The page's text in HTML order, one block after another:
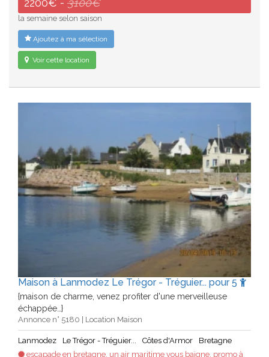
2200€ - 3100€
la semaine selon saison
Ajoutez à ma sélection
Voir cette location
Maison à Lanmodez Le Trégor - Tréguier... pour 5
{maison de charme, venez profiter d'une merveilleuse
échappée…}
Annonce n° 5180 | Location Maison
Lanmodez Le Trégor - Tréguier... Côtes d'Armor
Bretagne
escapade en bretagne, un air maritime vous baigne, promo à